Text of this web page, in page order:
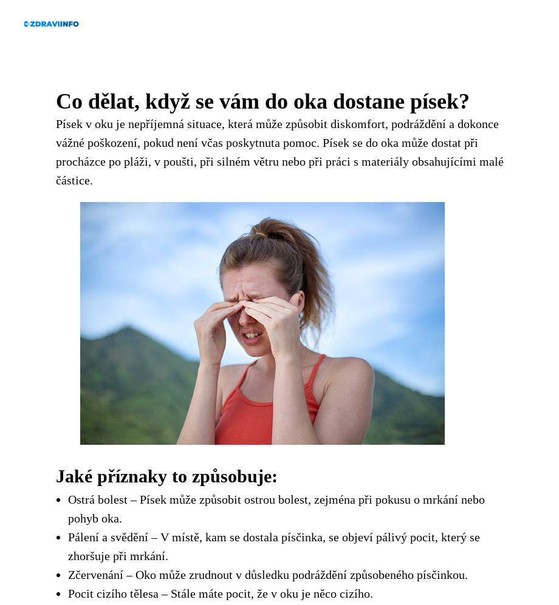
Co dělat, když se vám do oka dostane písek?
Písek v oku je nepříjemná situace, která může způsobit diskomfort, podráždění a dokonce
vážné poškození, pokud není včas poskytnuta pomoc. Písek se do oka může dostat při
procházce po pláži, v poušti, při silném větru nebo při práci s materiály obsahujícími malé
částice.
Jaké příznaky to způsobuje:
Ostrá bolest – Písek může způsobit ostrou bolest, zejména při pokusu o mrkání nebo
pohyb oka.
Pálení a svědění – V místě, kam se dostala písčinka, se objeví pálivý pocit, který se
zhoršuje při mrkání.
Zčervenání – Oko může zrudnout v důsledku podráždění způsobeného písčinkou.
Pocit cizího tělesa – Stále máte pocit, že v oku je něco cizího.